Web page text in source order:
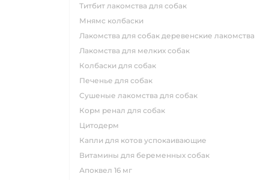
титбит лакомства для собак
мнямс колбаски
лакомства для собак деревенские лакомства
лакомства для мелких собак
колбаски для собак
печенье для собак
сушеные лакомства для собак
корм ренал для собак
цитодерм
капли для котов успокаивающие
витамины для беременных собак
апоквел 16 мг